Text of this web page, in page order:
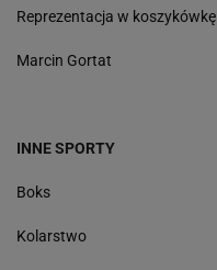
Reprezentacja w koszykówkę
Marcin Gortat
INNE SPORTY
Boks
Kolarstwo